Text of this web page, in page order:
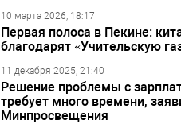
10 марта 2026, 18:17
Первая полоса в Пекине:
благодарят «Учительскую
11 декабря 2025, 21:40
Решение проблемы с
требует много времени,
Минпросвещения